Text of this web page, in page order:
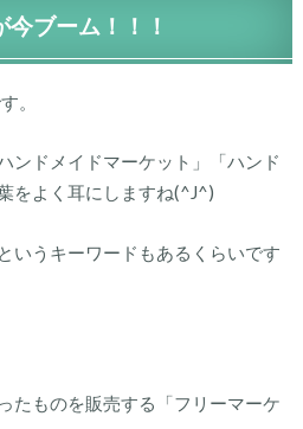
今ブーム！！！
。
ンドメイドマーケット」「ハンド
をよく耳にしますね(^J^)
いうキーワードもあるくらいです
たものを販売する「フリーマーケ